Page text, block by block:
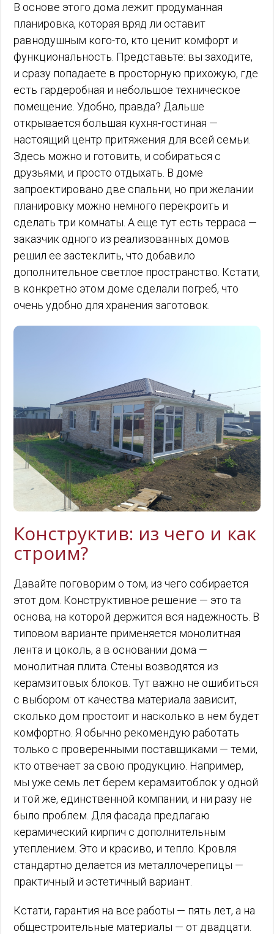
В основе этого дома лежит продуманная
планировка, которая вряд ли оставит
равнодушным кого-то, кто ценит комфорт и
функциональность. Представьте: вы заходите,
и сразу попадаете в просторную прихожую, где
есть гардеробная и небольшое техническое
помещение. Удобно, правда? Дальше
открывается большая кухня-гостиная —
настоящий центр притяжения для всей семьи.
Здесь можно и готовить, и собираться с
друзьями, и просто отдыхать. В доме
запроектировано две спальни, но при желании
планировку можно немного перекроить и
сделать три комнаты. А еще тут есть терраса —
заказчик одного из реализованных домов
решил ее застеклить, что добавило
дополнительное светлое пространство. Кстати,
в конкретно этом доме сделали погреб, что
очень удобно для хранения заготовок.
Конструктив: из чего и как
строим?
Давайте поговорим о том, из чего собирается
этот дом. Конструктивное решение — это та
основа, на которой держится вся надежность. В
типовом варианте применяется монолитная
лента и цоколь, а в основании дома —
монолитная плита. Стены возводятся из
керамзитовых блоков. Тут важно не ошибиться
с выбором: от качества материала зависит,
сколько дом простоит и насколько в нем будет
комфортно. Я обычно рекомендую работать
только с проверенными поставщиками — теми,
кто отвечает за свою продукцию. Например,
мы уже семь лет берем керамзитоблок у одной
и той же, единственной компании, и ни разу не
было проблем. Для фасада предлагаю
керамический кирпич с дополнительным
утеплением. Это и красиво, и тепло. Кровля
стандартно делается из металлочерепицы —
практичный и эстетичный вариант.
Кстати, гарантия на все работы — пять лет, а на
общестроительные материалы — от двадцати.